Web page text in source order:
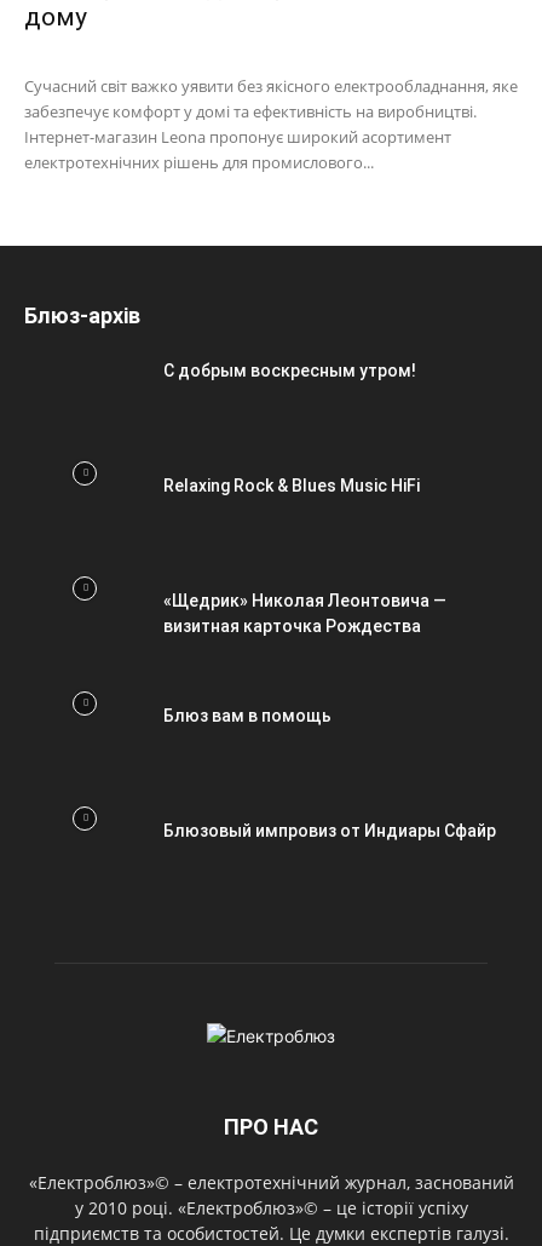
дому
Сучасний світ важко уявити без якісного електрообладнання, яке
забезпечує комфорт у домі та ефективність на виробництві.
Інтернет-магазин Leona пропонує широкий асортимент
електротехнічних рішень для промислового...
Блюз-архів
С добрым воскресным утром!
Relaxing Rock & Blues Music HiFi
«Щедрик» Николая Леонтовича —
визитная карточка Рождества
Блюз вам в помощь
Блюзовый импровиз от Индиары Сфайр
ПРО НАС
«Електроблюз»© – електротехнічний журнал, заснований
у 2010 році. «Електроблюз»© – це історії успіху
підприємств та особистостей. Це думки експертів галузі.